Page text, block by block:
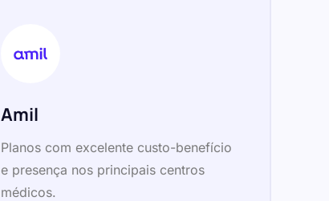
Amil
Planos com excelente custo-benefício
e presença nos principais centros
médicos.